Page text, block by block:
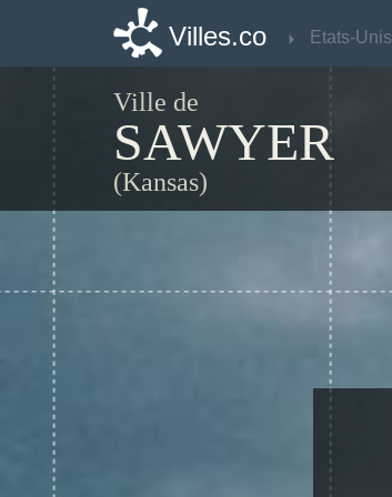
Villes.co Etats-Unis
Ville de
SAWYER
(Kansas)
Villes.co Etats-Unis